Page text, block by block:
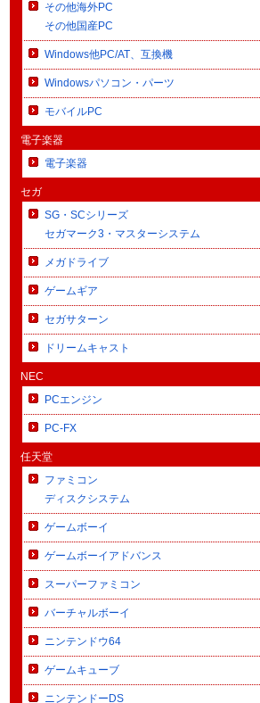
その他海外PC
その他国産PC
Windows他PC/AT、互換機
Windowsパソコン・パーツ
モバイルPC
電子楽器
電子楽器
セガ
SG・SCシリーズ
セガマーク3・マスターシステム
メガドライブ
ゲームギア
セガサターン
ドリームキャスト
NEC
PCエンジン
PC-FX
任天堂
ファミコン
ディスクシステム
ゲームボーイ
ゲームボーイアドバンス
スーパーファミコン
バーチャルボーイ
ニンテンドウ64
ゲームキューブ
ニンテンドーDS